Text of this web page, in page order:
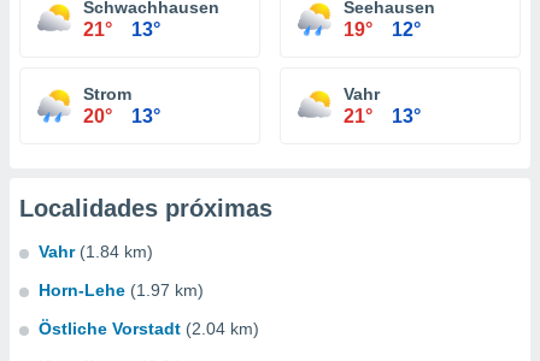
Schwachhausen
21° 13°
Seehausen
19° 12°
Strom
20° 13°
Vahr
21° 13°
Localidades próximas
Vahr (1.84 km)
Horn-Lehe (1.97 km)
Östliche Vorstadt (2.04 km)